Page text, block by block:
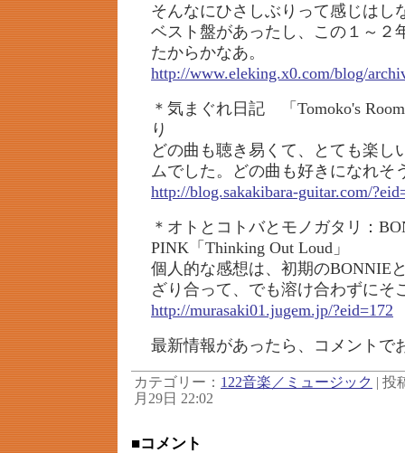
そんなにひさしぶりって感じはし
ベスト盤があったし、この１～２
たからかなあ。
http://www.eleking.x0.com/blog/
＊気まぐれ日記 「Tomoko's
り
どの曲も聴き易くて、とても楽し
ムでした。どの曲も好きになれそ
http://blog.sakakibara-guitar.com/
＊オトとコトバとモノガタリ：
PINK「Thinking Out Loud」
個人的な感想は、初期のBONNIE
ざり合って、でも溶け合わずにそ
http://murasaki01.jugem.jp/?eid=172
最新情報があったら、コメントで
カテゴリー： 122音楽／ミュージック | 投
月29日 22:02
■コメント